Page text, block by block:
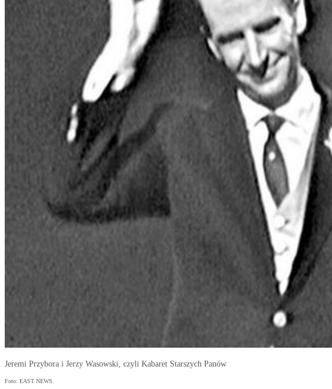
Jeremi Przybora i Jerzy Wasowski, czyli Kabaret Starszych Panów
Foto: EAST NEWS